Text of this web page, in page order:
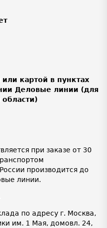
картой в пунктах
Деловые линии (для
при заказе от 30
производится до
линии.
по адресу г. Москва,
им. 1 Мая, домовл. 24,